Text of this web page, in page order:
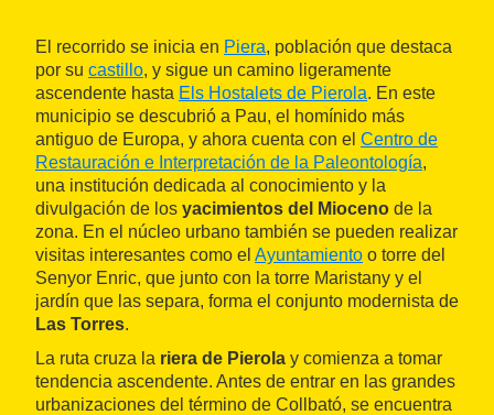
El recorrido se inicia en Piera, población que destaca
por su castillo, y sigue un camino ligeramente
ascendente hasta Els Hostalets de Pierola. En este
municipio se descubrió a Pau, el homínido más
antiguo de Europa, y ahora cuenta con el Centro de
Restauración e Interpretación de la Paleontología,
una institución dedicada al conocimiento y la
divulgación de los yacimientos del Mioceno de la
zona. En el núcleo urbano también se pueden realizar
visitas interesantes como el Ayuntamiento o torre del
Senyor Enric, que junto con la torre Maristany y el
jardín que las separa, forma el conjunto modernista de
Las Torres.
La ruta cruza la riera de Pierola y comienza a tomar
tendencia ascendente. Antes de entrar en las grandes
urbanizaciones del término de Collbató, se encuentra